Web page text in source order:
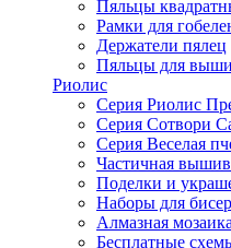
Пяльцы
Рамки для
Держатели пялец
Пяльцы для
Риолис
Серия Риолис
Серия Сотвори
Серия Веселая
Частичная
Поделки и
Наборы для
Алмазная мозаика
Бесплатные